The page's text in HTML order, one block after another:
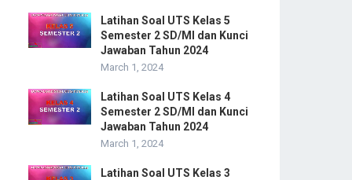
Latihan Soal UTS Kelas 5
Semester 2 SD/MI dan Kunci
Jawaban Tahun 2024
March 1, 2024
Latihan Soal UTS Kelas 4
Semester 2 SD/MI dan Kunci
Jawaban Tahun 2024
March 1, 2024
Latihan Soal UTS Kelas 3